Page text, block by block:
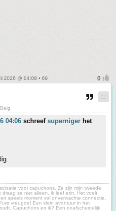
2026 @ 04:08 • 69
Belg
04:06 schreef superniger het
voor capuchons. Ze zijn mijn tweede
ze niet alleen, ik lééf erin. Het voelt
speels moment vol onverwachte connectie.
vreugde! Een klein avontuur in het
Capuchons en ik? Een onafscheidelijk